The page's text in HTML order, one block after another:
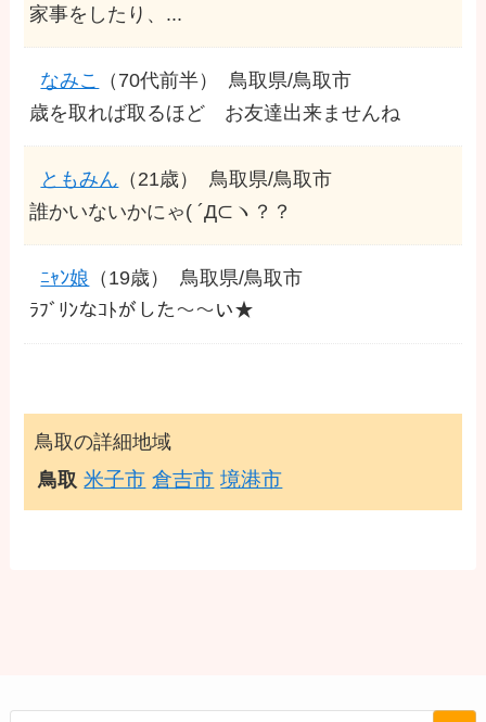
家事をしたり、...
なみこ （70代前半）
鳥取県/鳥取市
歳を取れば取るほど お友達出来ませんね
ともみん （21歳）
鳥取県/鳥取市
誰かいないかにゃ( ´Д⊂ヽ？？
ﾆｬﾝ娘 （19歳）
鳥取県/鳥取市
ﾗﾌﾞﾘﾝなｺﾄがした〜〜い★
鳥取の詳細地域
鳥取 米子市 倉吉市 境港市